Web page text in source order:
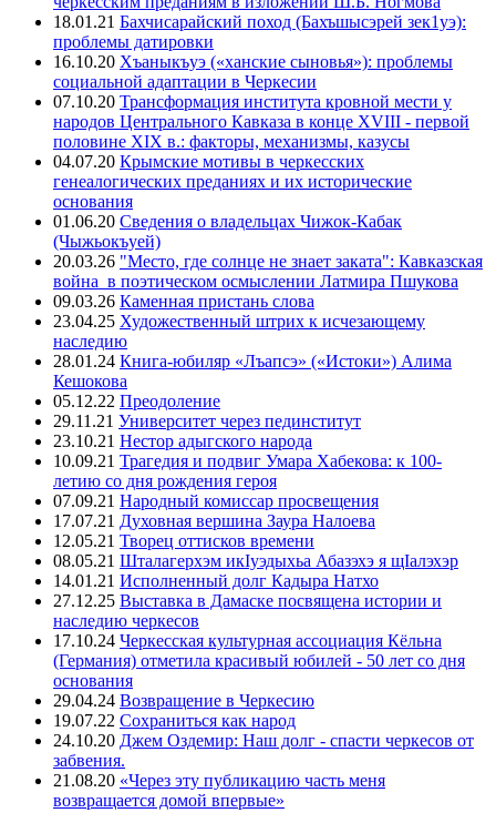
18.01.21 Бахчисарайский поход (Бахъшысэрей зек1уэ):
проблемы датировки
16.10.20 Хъаныкъуэ («ханские сыновья»): проблемы
социальной адаптации в Черкесии
07.10.20 Трансформация института кровной мести у
народов Центрального Кавказа в конце XVIII - первой
половине XIX в.: факторы, механизмы, казусы
04.07.20 Крымские мотивы в черкесских
генеалогических преданиях и их исторические
основания
01.06.20 Сведения о владельцах Чижок-Кабак
(Чыжьокъуей)
20.03.26 "Место, где солнце не знает заката": Кавказская
война в поэтическом осмыслении Латмира Пшукова
09.03.26 Каменная пристань слова
23.04.25 Художественный штрих к исчезающему
наследию
28.01.24 Книга-юбиляр «Лъапсэ» («Истоки») Алима
Кешокова
05.12.22 Преодоление
29.11.21 Университет через пединститут
23.10.21 Нестор адыгского народа
10.09.21 Трагедия и подвиг Умара Хабекова: к 100-
летию со дня рождения героя
07.09.21 Народный комиссар просвещения
17.07.21 Духовная вершина Заура Налоева
12.05.21 Творец оттисков времени
08.05.21 Шталагерхэм икIуэдыхьа Абазэхэ я щIалэхэр
14.01.21 Исполненный долг Кадыра Натхо
27.12.25 Выставка в Дамаске посвящена истории и
наследию черкесов
17.10.24 Черкесская культурная ассоциация Кёльна
(Германия) отметила красивый юбилей - 50 лет со дня
основания
29.04.24 Возвращение в Черкесию
19.07.22 Сохраниться как народ
24.10.20 Джем Оздемир: Наш долг - спасти черкесов от
забвения.
21.08.20 «Через эту публикацию часть меня
возвращается домой впервые»